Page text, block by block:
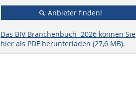
Anbieter finden!
Das BIV Branchenbuch 2026 können Sie
hier als PDF herunterladen (27,6 MB).